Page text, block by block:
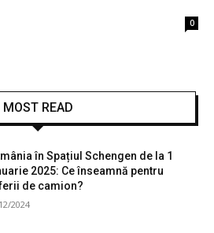
0
MOST READ
în Spațiul Schengen de la 1
2025: Ce înseamnă pentru
de camion?
2024